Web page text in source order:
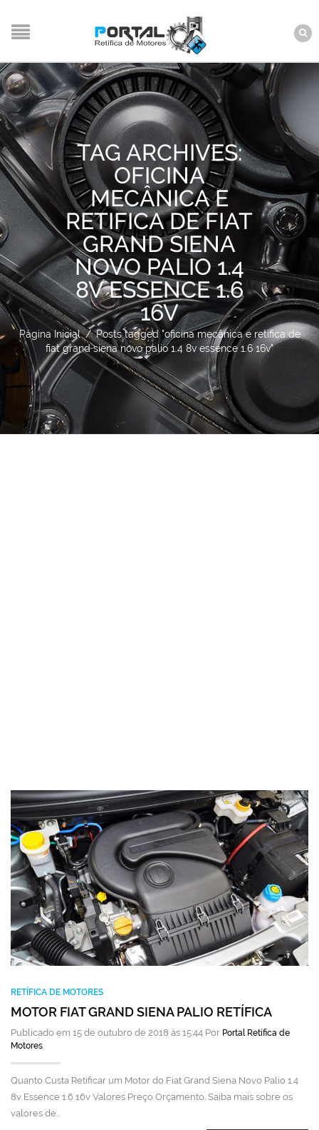
TAG ARCHIVES:
OFICINA
MECÂNICA E
RETIFICA DE FIAT
GRAND SIENA
NOVO PALIO 1.4
8V ESSENCE 1.6
16V
Página Inicial / Posts tagged "oficina mecânica e retifica de
fiat grand siena novo palio 1.4 8v essence 1.6 16v"
RETÍFICA DE MOTORES
MOTOR FIAT GRAND SIENA PALIO RETÍFICA
Publicado em 15 de outubro de 2018 às 15:44 Por Portal Retífica de
Motores
Quanto Custa Retificar um Motor do Fiat Grand Siena Novo Palio 1.4
8v Essence 1.6 16v Valores Preço Orçamento. Saiba mais sobre os
valores de…